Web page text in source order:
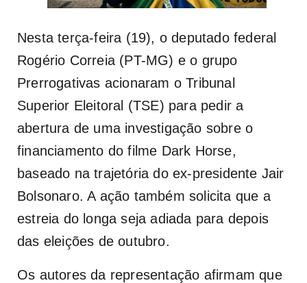
Nesta terça-feira (19), o deputado federal
Rogério Correia (PT-MG) e o grupo
Prerrogativas acionaram o Tribunal
Superior Eleitoral (TSE) para pedir a
abertura de uma investigação sobre o
financiamento do filme Dark Horse,
baseado na trajetória do ex-presidente Jair
Bolsonaro. A ação também solicita que a
estreia do longa seja adiada para depois
das eleições de outubro.
Os autores da representação afirmam que